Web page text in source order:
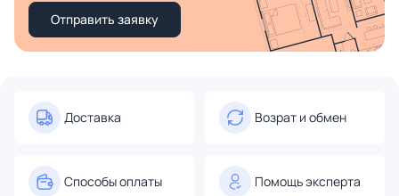
Отправить заявку
Доставка Возрат и обмен
Способы оплаты Помощь эксперта